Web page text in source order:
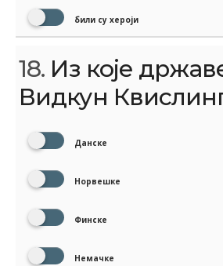
били су хероји
18. Из које
Видкун
Данске
Норвешке
Финске
Немачке